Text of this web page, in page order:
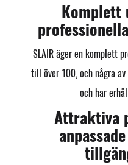
Komplett
SLAIR äger en komplett
till över 100, och några
och har
Attraktiva